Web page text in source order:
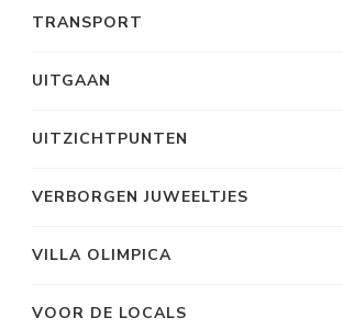
TRANSPORT
UITGAAN
UITZICHTPUNTEN
VERBORGEN JUWEELTJES
VILLA OLIMPICA
VOOR DE LOCALS